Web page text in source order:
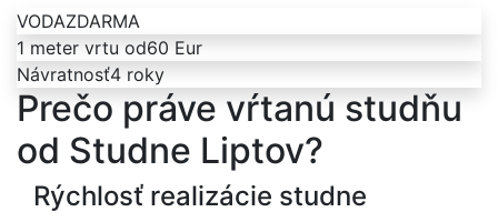
VODAZDARMA
1 meter vrtu od60 Eur
Návratnosť4 roky
Prečo práve vŕtanú studňu
od Studne Liptov?
Rýchlosť realizácie studne